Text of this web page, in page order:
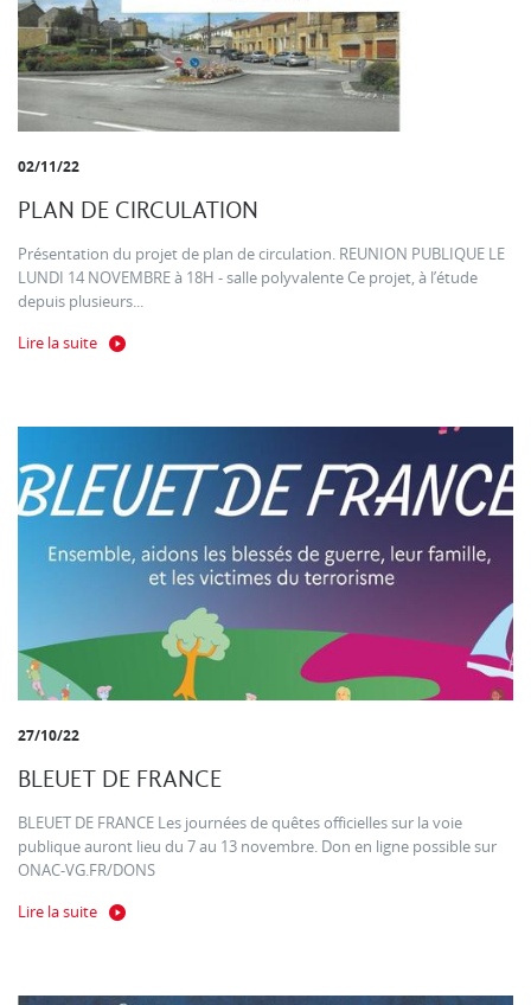
02/11/22
PLAN DE CIRCULATION
Présentation du projet de plan de circulation. REUNION PUBLIQUE LE
LUNDI 14 NOVEMBRE à 18H - salle polyvalente Ce projet, à l’étude
depuis plusieurs...
Lire la suite
27/10/22
BLEUET DE FRANCE
BLEUET DE FRANCE Les journées de quêtes officielles sur la voie
publique auront lieu du 7 au 13 novembre. Don en ligne possible sur
ONAC-VG.FR/DONS
Lire la suite